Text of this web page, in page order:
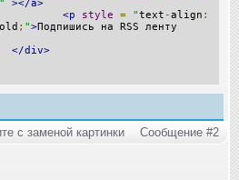
></a>
<p
style = "text -align :
; ">Подпишись на RSS ленту
</div>
с заменой картинки
Сообщение #2